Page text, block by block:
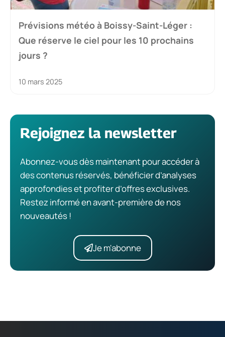
Prévisions météo à Boissy-Saint-Léger :
Que réserve le ciel pour les 10 prochains
jours ?
10 mars 2025
Rejoignez la newsletter
Abonnez-vous dès maintenant pour accéder à
des contenus réservés, bénéficier d’analyses
approfondies et profiter d’offres exclusives.
Restez informé en avant-première de nos
nouveautés !
Je m'abonne